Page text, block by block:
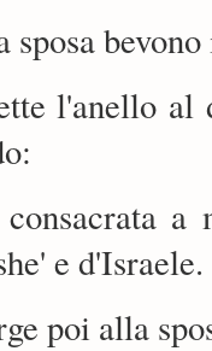
sposa
l'anello
a
e d'Israele.
poi alla